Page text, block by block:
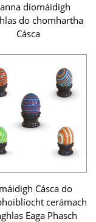
díomáidigh
do chomhartha
Cásca
Cásca do
cerámach
Eaga Phasch